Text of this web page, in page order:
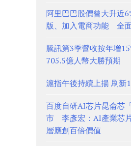
阿里巴巴股價曾大升
版、加入電商功能 全
騰訊第3季營收按年增
705.5億人幣大勝預期
滬指午後持續上揚 刷新
百度自研AI芯片昆侖芯
市 李彥宏：AI產業芯
層應創百倍價值